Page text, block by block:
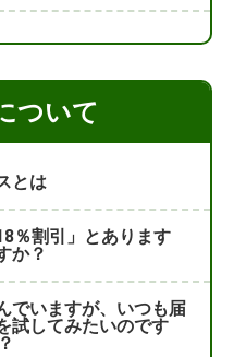
ついて
とは
％割引」とあります
か？
でいますが、いつも届
試してみたいのです